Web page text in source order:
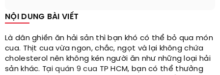
NỘI DUNG BÀI VIẾT
Là dân ghiền ăn hải sản thì bạn khó có thể bỏ qua món
cua. Thịt cua vừa ngon, chắc, ngọt và lại không chứa
cholesterol nên không kén người ăn như những loại hải
sản khác. Tạiquán 9 cua TP HCM, bạn có thể thưởng